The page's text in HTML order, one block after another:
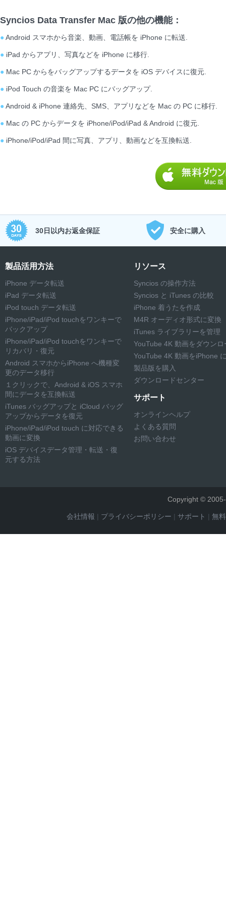
Syncios Data Transfer Mac 版の他の機能：
●Android スマホから音楽、動画、電話帳を iPhone に転送.
● iPad からアプリ、写真などを iPhone に移行.
● Mac PC からをバッグアップするデータを iOS デバイスに復元.
● iPod Touch の音楽を Mac PC にバッグアップ.
●Android & iPhone 連絡先、SMS、アプリなどを Mac の PC に移行.
● Mac の PC からデータを iPhone/iPod/iPad & Android に復元.
● iPhone/iPod/iPad 間に写真、アプリ、動画などを互換転送.
30日以内お返金保証 安全に購入
製品活用方法
iPhone データ転送
iPad データ転送
iPod touch データ転送
iPhone/iPad/iPod touchをワンキーで
バックアップ
iPhone/iPad/iPod touchをワンキーで
リカバリ・復元
Android スマホからiPhone へ機種変
更のデータ移行
１クリックで、Android & iOS スマホ
間にデータを互換転送
iTunes バッグアップと iCloud バッグ
アップからデータを復元
iPhone/iPad/iPod touch に対応できる
動画に変換
iOS デバイスデータ管理・転送・復
元する方法
リソース
Syncios の操作方法
Syncios と iTunes の比較
iPhone 着うたを作成
M4R オーディオ形式に変換
iTunes ライブラリーを管理
YouTube 4K 動画をダウンロ
YouTube 4K 動画をiPhone
製品版を購入
ダウンロードセンター
サポート
オンラインヘルプ
よくある質問
お問い合わせ
Copyright ©
会社情報 | プライバシーポリシー | サポート | 無